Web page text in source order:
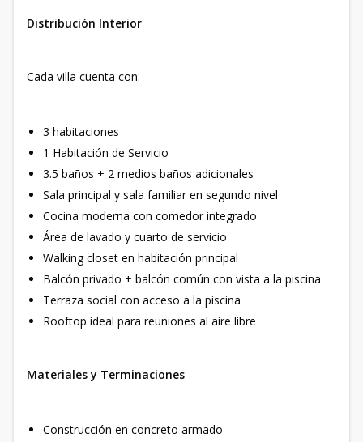
Distribución Interior
Cada villa cuenta con:
3 habitaciones
1 Habitación de Servicio
3.5 baños + 2 medios baños adicionales
Sala principal y sala familiar en segundo nivel
Cocina moderna con comedor integrado
Área de lavado y cuarto de servicio
Walking closet en habitación principal
Balcón privado + balcón común con vista a la piscina
Terraza social con acceso a la piscina
Rooftop ideal para reuniones al aire libre
Materiales y Terminaciones
Construcción en concreto armado